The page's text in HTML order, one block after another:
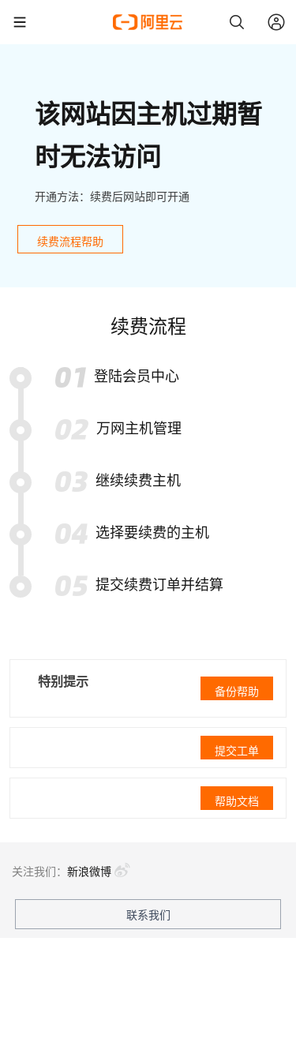
该网站因主机过期暂
时无法访问
开通方法：续费后网站即可开通
续费流程帮助
续费流程
登陆会员中心
万网主机管理
继续续费主机
选择要续费的主机
提交续费订单并结算
特别提示
备份帮助
提交工单
帮助文档